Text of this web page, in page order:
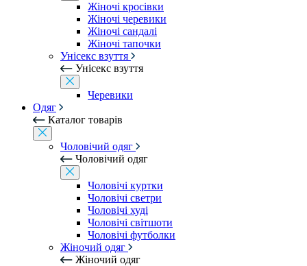
Жіночі кросівки
Жіночі черевики
Жіночі сандалі
Жіночі тапочки
Унісекс взуття
Унісекс взуття
Черевики
Одяг
Каталог товарів
Чоловічий одяг
Чоловічий одяг
Чоловічі куртки
Чоловічі светри
Чоловічі худі
Чоловічі світшоти
Чоловічі футболки
Жіночий одяг
Жіночий одяг